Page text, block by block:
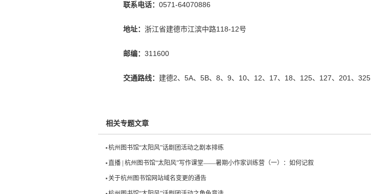
联系电话：0571-64070886
地址：浙江省建德市江滨中路118-12号
邮编：311600
交通路线： 建德2、5A、5B、8、9、10、12、17、18、125、127、201、325
相关专题文章
杭州图书馆“太阳风”话剧团活动之剧本排练
直播 | 杭州图书馆“太阳风”写作课堂——暑期小作家训练营（一）：如何记叙
关于杭州图书馆网站域名变更的通告